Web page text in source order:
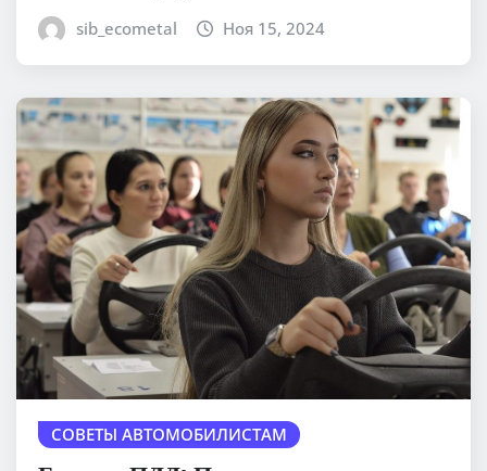
sib_ecometal Ноя 15, 2024
СОВЕТЫ АВТОМОБИЛИСТАМ